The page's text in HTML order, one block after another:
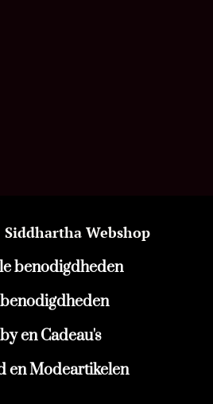
Webshop
benodigdheden
en Cadeau's
en Modeartikelen